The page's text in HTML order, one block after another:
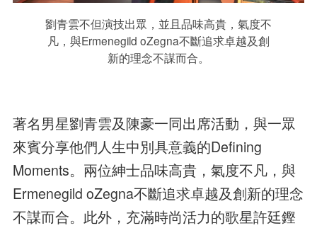
劉青雲不但演技出眾，並且品味高貴，氣度不
凡，與Ermenegild oZegna不斷追求卓越及創
新的理念不謀而合。
著名男星劉青雲及陳豪一同出席活動，與一眾
來賓分享他們人生中別具意義的Defining
Moments。兩位紳士品味高貴，氣度不凡，與
Ermenegild oZegna不斷追求卓越及創新的理念
不謀而合。此外，充滿時尚活力的歌星許廷鏗